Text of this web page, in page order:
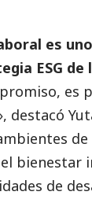
es
ESG de
es
destacó
bienestar
de